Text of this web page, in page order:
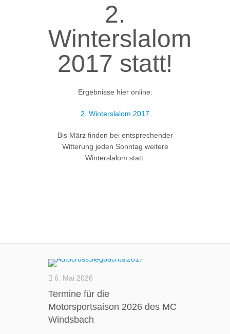
2.
Winterslalom
2017 statt!
Ergebnisse hier online:
2. Winterslalom 2017
Bis März finden bei entsprechender
Witterung jeden Sonntag weitere
Winterslalom statt.
6. Mai 2026
Termine für die
Motorsportsaison 2026 des MC
Windsbach